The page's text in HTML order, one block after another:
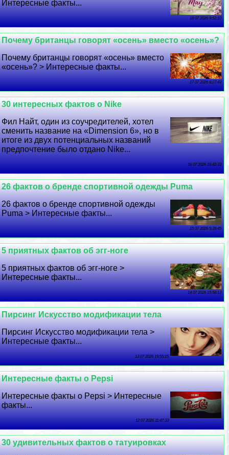
Интересные факты...
18 07 2026 9:52:10
Почему британцы говорят «осень» вместо «осень»?
Почему британцы говорят «осень» вместо
«осень»? > Интересные факты...
17 07 2026 8:27:43
30 интересных фактов о Nike
Фил Найт, один из соучредителей, хотел
сменить название на «Dimension 6», но в
итоге из двух потенциальных названий
предпочтение было отдано Nike...
16 07 2026 16:42:33
26 фактов о бренде спортивной одежды Puma
26 фактов о бренде спортивной одежды
Puma > Интересные факты...
15 07 2026 5:39:45
5 приятных фактов об эгг-ноге
5 приятных фактов об эгг-ноге >
Интересные факты...
14 07 2026 15:58:13
Пирсинг Искусство модификации тела
Пирсинг Искусство модификации тела >
Интересные факты...
13 07 2026 19:55:15
Интересные факты о Pepsi
Интересные факты о Pepsi > Интересные
факты...
12 07 2026 11:47:33
30 удивительных фактов о татуировках